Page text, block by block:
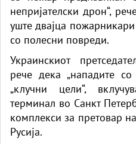
непријателски дрон“,
уште двајца
со полесни повреди.
Украинскиот
рече дека „нападите
„клучни цели“,
терминал во Санкт
комплекси за претовар
Русија.